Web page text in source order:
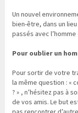
Un nouvel
bien-être, dans un
passés avec
Pour oublier un
Pour sortir de votre
la même question : «
? » , n’hésitez pas à
de vos amis. Le but